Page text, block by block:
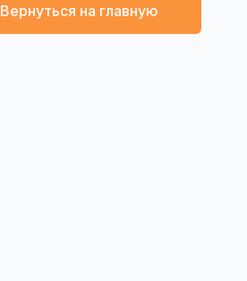
Вернуться на главную